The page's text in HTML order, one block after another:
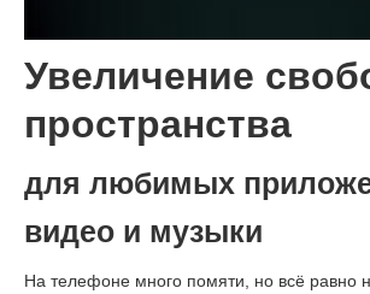
Увеличение
пространства
для любимых
видео и музыки
На телефоне много помяти, но всё равно